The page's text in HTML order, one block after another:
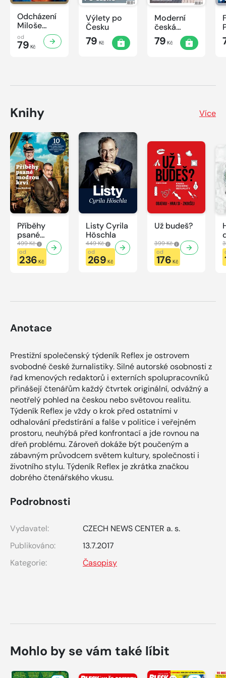
Odcházení
Miloše
Zemana
od
79 Kč
Výlety po
Česku
79 Kč
Moderní
česká
architektura
79 Kč
Knihy Více
Příběhy
psané
modrou
krví
499 Kč
od
236 Kč
Listy Cyrila
Höschla
449 Kč
od
269 Kč
Už budeš?
399 Kč
od
176 Kč
Anotace
Prestižní společenský týdeník Reflex je ostrovem
svobodné české žurnalistiky. Silné autorské osobnosti z
řad kmenových redaktorů i externích spolupracovníků
přinášejí čtenářům každý čtvrtek originální, odvážný a
neotřelý pohled na českou nebo světovou realitu.
Týdeník Reflex je vždy o krok před ostatními v
odhalování předstírání a falše v politice i veřejném
prostoru, neuhýbá před konfrontací a jde rovnou na
dřeň problému. Zároveň dokáže být poučeným a
zábavným průvodcem světem kultury, společnosti i
životního stylu. Týdeník Reflex je zkrátka značkou
dobrého čtenářského vkusu.
Podrobnosti
Vydavatel:
CZECH NEWS CENTER a. s.
Publikováno:
13.7.2017
Kategorie:
Časopisy
Mohlo by se vám také líbit